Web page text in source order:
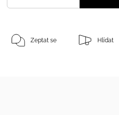
Zeptat se Hlídat